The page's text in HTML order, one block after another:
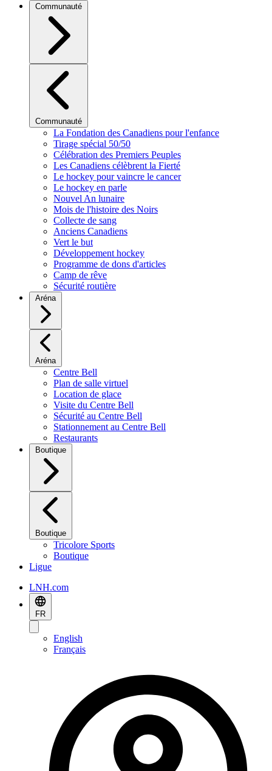
Communauté
Communauté
La Fondation des Canadiens pour l'enfance
Tirage spécial 50/50
Célébration des Premiers Peuples
Les Canadiens célèbrent la Fierté
Le hockey pour vaincre le cancer
Le hockey en parle
Nouvel An lunaire
Mois de l'histoire des Noirs
Collecte de sang
Anciens Canadiens
Vert le but
Développement hockey
Programme de dons d'articles
Camp de rêve
Sécurité routière
Aréna
Aréna
Centre Bell
Plan de salle virtuel
Location de glace
Visite du Centre Bell
Sécurité au Centre Bell
Stationnement au Centre Bell
Restaurants
Boutique
Boutique
Tricolore Sports
Boutique
Ligue
LNH.com
FR
English
Français